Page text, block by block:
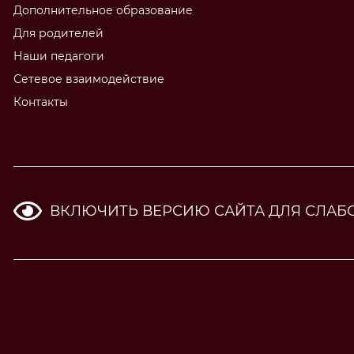
Дополнительное образование
Для родителей
Наши педагоги
Сетевое взаимодействие
Контакты
ВКЛЮЧИТЬ ВЕРСИЮ САЙТА ДЛЯ